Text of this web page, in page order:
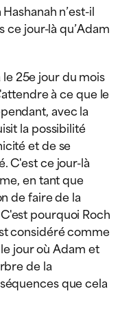
n’est-il
ce jour-là qu’Adam
25e jour du mois
à ce que le
avec la
la possibilité
et de se
C'est ce jour-là
en tant que
de faire de la
pourquoi Roch
considéré comme
jour où Adam et
de la
que cela